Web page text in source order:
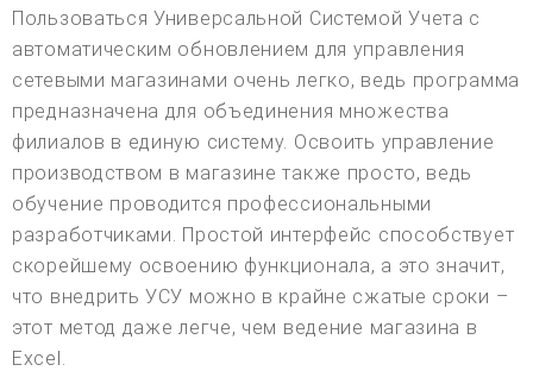
Пользоваться Универсальной Системой Учета с
автоматическим обновлением для управления
сетевыми магазинами очень легко, ведь программа
предназначена для объединения множества
филиалов в единую систему. Освоить управление
производством в магазине также просто, ведь
обучение проводится профессиональными
разработчиками. Простой интерфейс способствует
скорейшему освоению функционала, а это значит,
что внедрить УСУ можно в крайне сжатые сроки –
этот метод даже легче, чем ведение магазина в
Excel.